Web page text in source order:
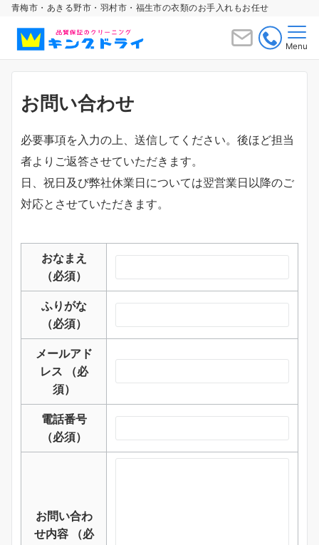
青梅市・あきる野市・羽村市・福生市の衣類のお手入れもお任せ
Menu
お問い合わせ
必要事項を入力の上、送信してください。後ほど担当
者よりご返答させていただきます。
日、祝日及び弊社休業日については翌営業日以降のご
対応とさせていただきます。
おなまえ
（必須）
ふりがな
（必須）
メールアド
レス
（必
須）
電話番号
（必須）
お問い合わ
せ内容
（必